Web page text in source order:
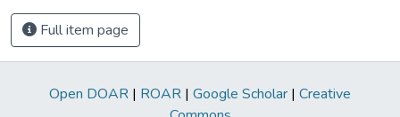
Full item page
Open DOAR | ROAR | Google Scholar | Creative